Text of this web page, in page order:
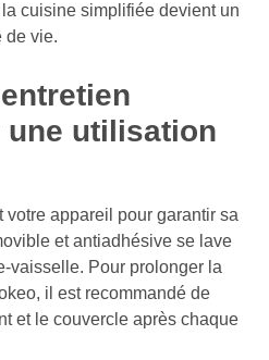
cuisine simplifiée devient un
de vie.
utilisation
votre appareil pour garantir sa
et antiadhésive se lave
vaisselle. Pour prolonger la
il est recommandé de
et le couvercle après chaque